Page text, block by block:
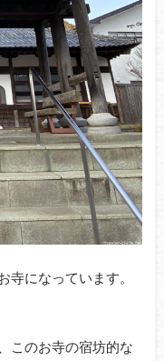
寺になっています。
このお寺の宿坊的な